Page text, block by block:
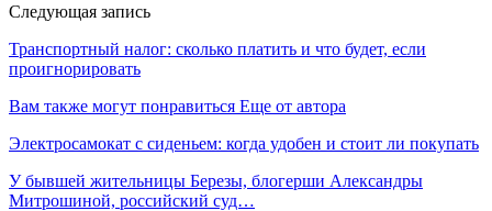
Следующая запись
Транспортный налог: сколько платить и что будет, если
проигнорировать
Вам также могут понравиться Еще от автора
Электросамокат с сиденьем: когда удобен и стоит ли покупать
У бывшей жительницы Березы, блогерши Александры
Митрошиной, российский суд…